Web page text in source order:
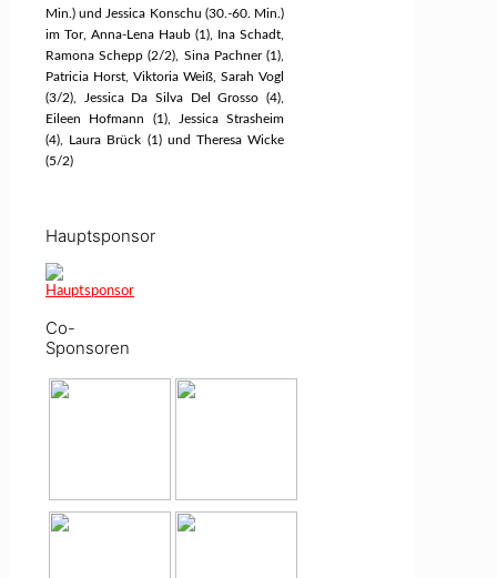
Min.) und Jessica Konschu (30.-60. Min.)
im Tor, Anna-Lena Haub (1), Ina Schadt,
Ramona Schepp (2/2), Sina Pachner (1),
Patricia Horst, Viktoria Weiß, Sarah Vogl
(3/2), Jessica Da Silva Del Grosso (4),
Eileen Hofmann (1), Jessica Strasheim
(4), Laura Brück (1) und Theresa Wicke
(5/2)
Hauptsponsor
Co-
Sponsoren